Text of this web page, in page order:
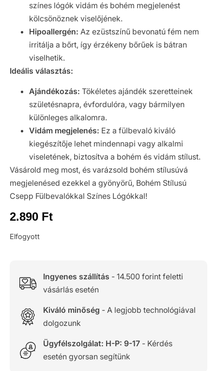
színes lógók vidám és bohém megjelenést
kölcsönöznek viselőjének.
Hipoallergén: Az ezüstszínű bevonatú fém nem
irritálja a bőrt, így érzékeny bőrűek is bátran
viselhetik.
Ideális választás:
Ajándékozás: Tökéletes ajándék szeretteinek
születésnapra, évfordulóra, vagy bármilyen
különleges alkalomra.
Vidám megjelenés: Ez a fülbevaló kiváló
kiegészítője lehet mindennapi vagy alkalmi
viseletének, biztosítva a bohém és vidám stílust.
Vásárold meg most, és varázsold bohém stílusúvá
megjelenésed ezekkel a gyönyörű, Bohém Stílusú
Csepp Fülbevalókkal Színes Lógókkal!
2.890 Ft
Elfogyott
Ingyenes szállítás - 14.500 forint feletti
vásárlás esetén
Kiváló minőség - A legjobb technológiával
dolgozunk
Ügyfélszolgálat: H-P: 9-17- Kérdés
esetén gyorsan segítünk